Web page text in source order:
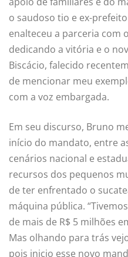
o saudoso tio e ex-
enalteceu a parceria com
dedicando a vitória e o
Biscácio, falecido
de mencionar meu
com a voz embargada.
Em seu discurso, Bruno
início do mandato, entre
cenários nacional e
recursos dos pequenos
de ter enfrentado o
máquina pública.
de mais de R$ 5 milhões
Mas olhando para trás
pois inicio esse novo